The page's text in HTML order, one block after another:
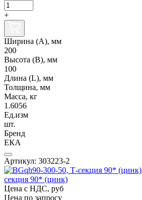
+
Ширина (А), мм
200
Высота (В), мм
100
Длина (L), мм
Толщина, мм
Масса, кг
1.6056
Ед.изм
шт.
Бренд
ЕКА
Артикул: 303223-2
секция 90* (цинк)
Цена с НДС, руб
Цена по запросу